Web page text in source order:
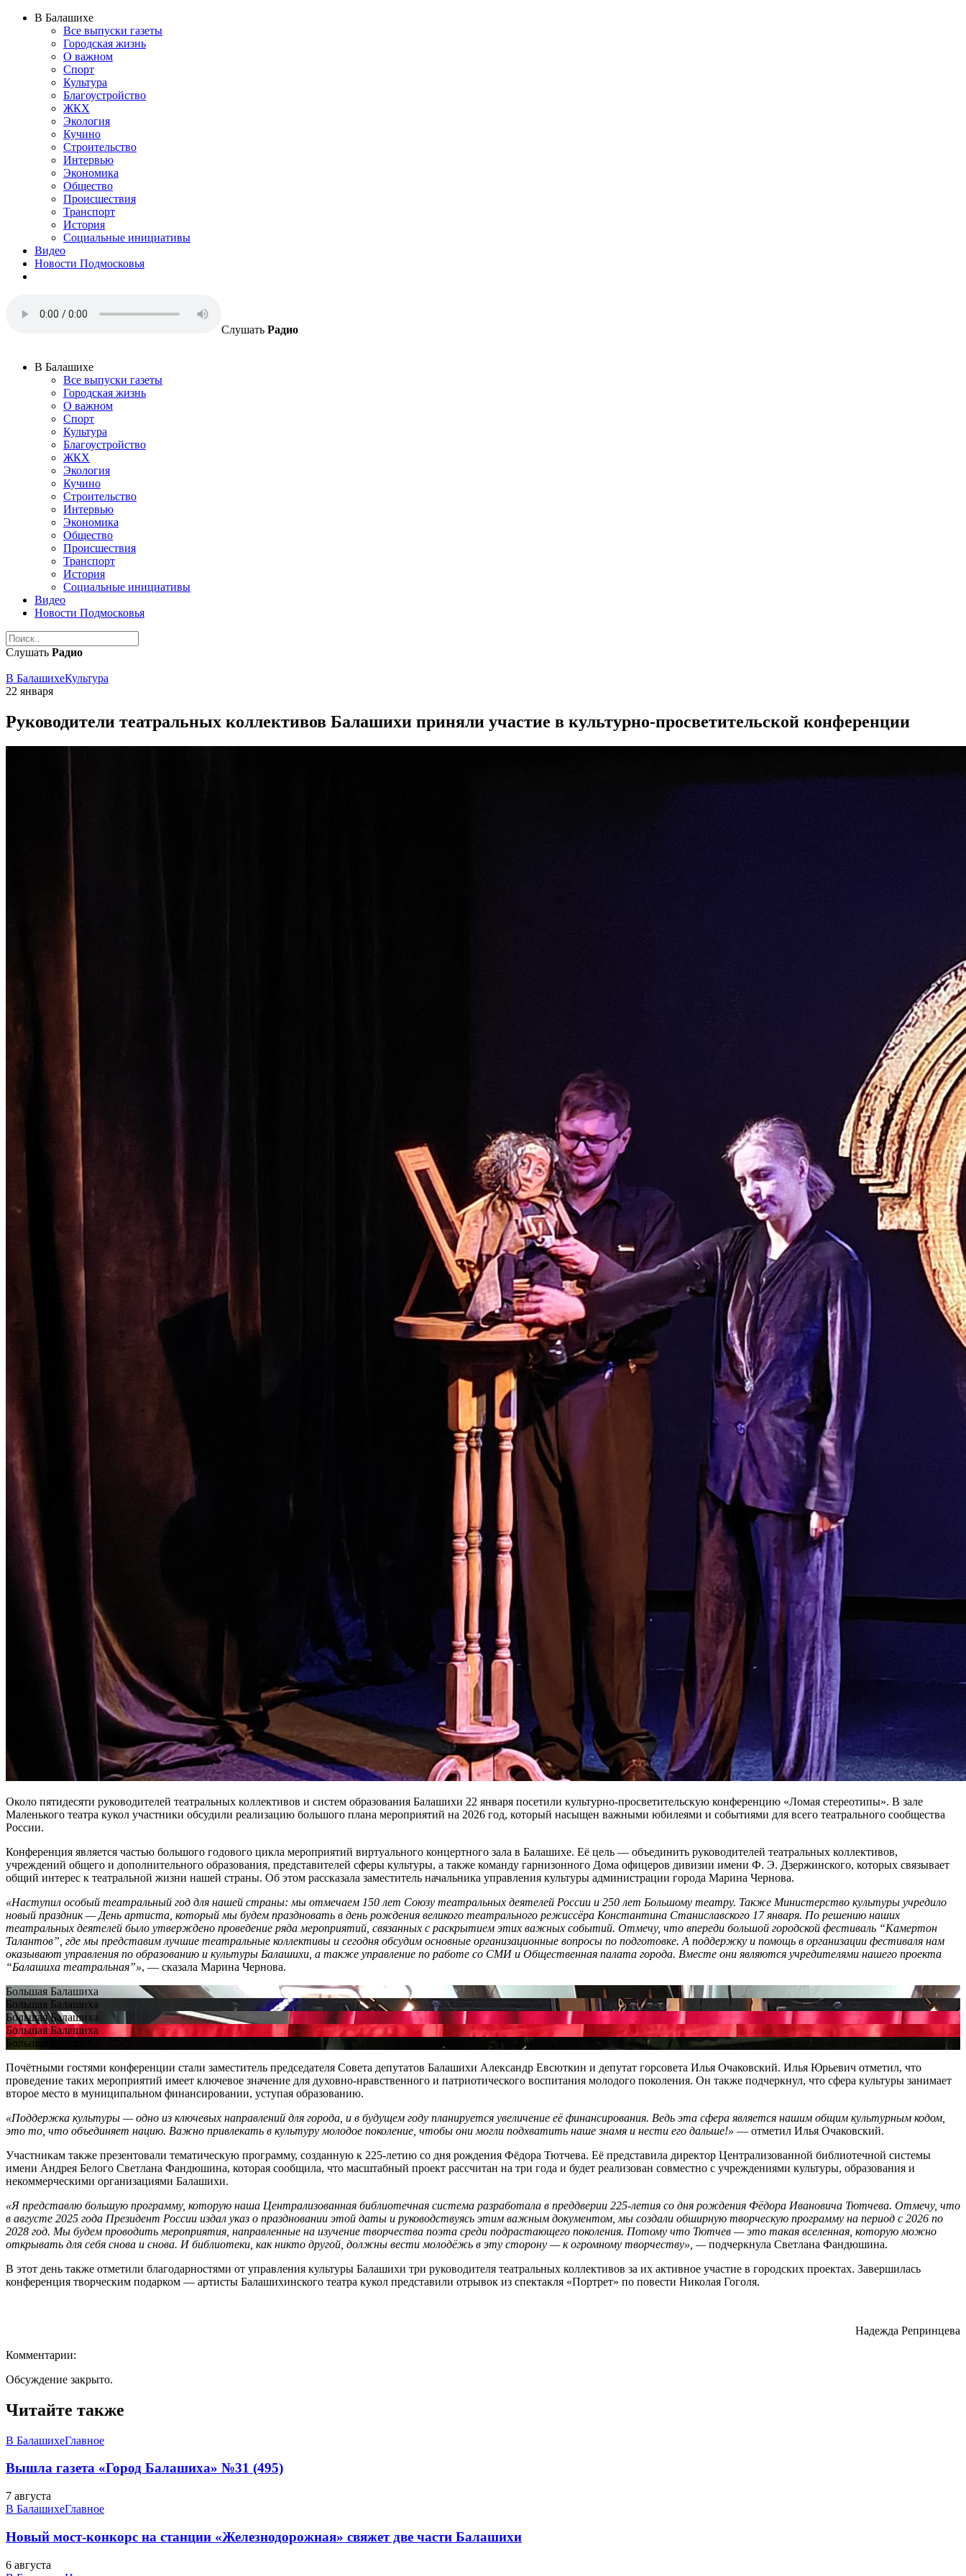
В Балашихе
Все выпуски газеты
Городская жизнь
О важном
Спорт
Культура
Благоустройство
ЖКХ
Экология
Кучино
Строительство
Интервью
Экономика
Общество
Происшествия
Транспорт
История
Социальные инициативы
Видео
Новости Подмосковья
Слушать Радио
В Балашихе
Все выпуски газеты
Городская жизнь
О важном
Спорт
Культура
Благоустройство
ЖКХ
Экология
Кучино
Строительство
Интервью
Экономика
Общество
Происшествия
Транспорт
История
Социальные инициативы
Видео
Новости Подмосковья
Слушать Радио
В БалашихеКультура
22 января
Руководители театральных коллективов Балашихи приняли участие в культурно-просветительской конференции
Около пятидесяти руководителей театральных коллективов и систем образования Балашихи 22 января посетили культурно-просветительскую конференцию «Ломая стереотипы». В зале
Маленького театра кукол участники обсудили реализацию большого плана мероприятий на 2026 год, который насыщен важными юбилеями и событиями для всего театрального сообщества
России.
Конференция является частью большого годового цикла мероприятий виртуального концертного зала в Балашихе. Её цель — объединить руководителей театральных коллективов,
учреждений общего и дополнительного образования, представителей сферы культуры, а также команду гарнизонного Дома офицеров дивизии имени Ф. Э. Дзержинского, которых связывает
общий интерес к театральной жизни нашей страны. Об этом рассказала заместитель начальника управления культуры администрации города Марина Чернова.
«Наступил особый театральный год для нашей страны: мы отмечаем 150 лет Союзу театральных деятелей России и 250 лет Большому театру. Также Министерство культуры учредило
новый праздник — День артиста, который мы будем праздновать в день рождения великого театрального режиссёра Константина Станиславского 17 января. По решению наших
театральных деятелей было утверждено проведение ряда мероприятий, связанных с раскрытием этих важных событий. Отмечу, что впереди большой городской фестиваль “Камертон
Талантов”, где мы представим лучшие театральные коллективы и сегодня обсудим основные организационные вопросы по подготовке. А поддержку и помощь в организации фестиваля нам
оказывают управления по образованию и культуры Балашихи, а также управление по работе со СМИ и Общественная палата города. Вместе они являются учредителями нашего проекта
“Балашиха театральная”», — сказала Марина Чернова.
Большая Балашиха
Большая Балашиха
Большая Балашиха
Большая Балашиха
Большая Балашиха
Почётными гостями конференции стали заместитель председателя Совета депутатов Балашихи Александр Евсюткин и депутат горсовета Илья Очаковский. Илья Юрьевич отметил, что
проведение таких мероприятий имеет ключевое значение для духовно-нравственного и патриотического воспитания молодого поколения. Он также подчеркнул, что сфера культуры занимает
второе место в муниципальном финансировании, уступая образованию.
«Поддержка культуры — одно из ключевых направлений для города, и в будущем году планируется увеличение её финансирования. Ведь эта сфера является нашим общим культурным кодом,
это то, что объединяет нацию. Важно привлекать в культуру молодое поколение, чтобы они могли подхватить наше знамя и нести его дальше!» — отметил Илья Очаковский.
Участникам также презентовали тематическую программу, созданную к 225-летию со дня рождения Фёдора Тютчева. Её представила директор Централизованной библиотечной системы
имени Андрея Белого Светлана Фандюшина, которая сообщила, что масштабный проект рассчитан на три года и будет реализован совместно с учреждениями культуры, образования и
некоммерческими организациями Балашихи.
«Я представлю большую программу, которую наша Централизованная библиотечная система разработала в преддверии 225-летия со дня рождения Фёдора Ивановича Тютчева. Отмечу, что
в августе 2025 года Президент России издал указ о праздновании этой даты и руководствуясь этим важным документом, мы создали обширную творческую программу на период с 2026 по
2028 год. Мы будем проводить мероприятия, направленные на изучение творчества поэта среди подрастающего поколения. Потому что Тютчев — это такая вселенная, которую можно
открывать для себя снова и снова. И библиотеки, как никто другой, должны вести молодёжь в эту сторону — к огромному творчеству», —подчеркнула Светлана Фандюшина.
В этот день также отметили благодарностями от управления культуры Балашихи три руководителя театральных коллективов за их активное участие в городских проектах. Завершилась
конференция творческим подарком — артисты Балашихинского театра кукол представили отрывок из спектакля «Портрет» по повести Николая Гоголя.
Надежда Репринцева
Комментарии:
Обсуждение закрыто.
Читайте также
В БалашихеГлавное
Вышла газета «Город Балашиха» №31 (495)
7 августа
В БалашихеГлавное
Новый мост-конкорс на станции «Железнодорожная» свяжет две части Балашихи
6 августа